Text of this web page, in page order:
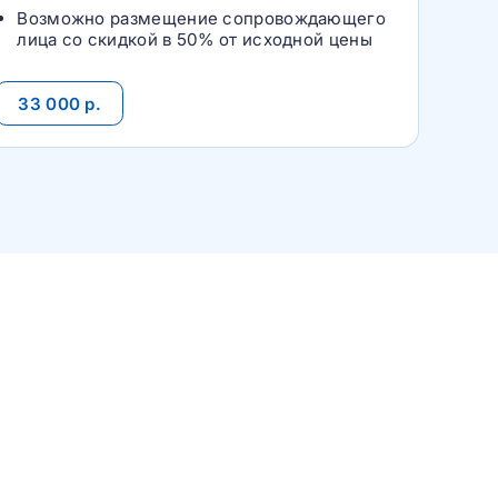
Возможно размещение сопровождающего
лица со скидкой в 50% от исходной цены
33 000 р.